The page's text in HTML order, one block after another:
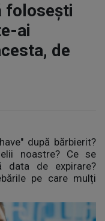
folosești
ai
de
după bărbierit?
noastre? Ce se
data de expirare?
pe care mulți